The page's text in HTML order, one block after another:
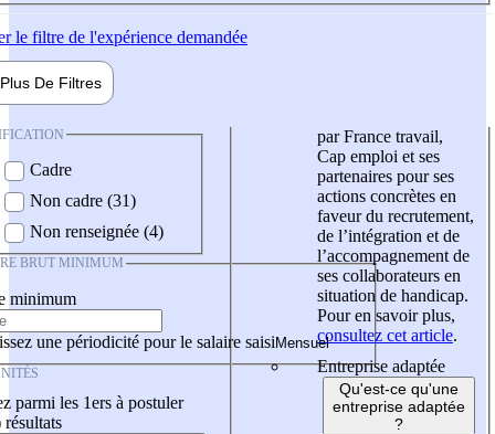
le filtre de l'expérience demandée
Plus De Filtres
Cadre
Non cadre (31)
Non renseignée (4)
BRUT MINIMUM
minimum
une périodicité pour le salaire saisi
parmi les 1ers à postuler
résultats
par France travail,
Cap emploi et ses
partenaires pour ses
actions concrètes en
faveur du recrutement,
de l’intégration et de
l’accompagnement de
ses collaborateurs en
situation de handicap.
Pour en savoir plus,
consultez cet article.
Entreprise adaptée
Qu'est-ce qu'une
entreprise adaptée
?